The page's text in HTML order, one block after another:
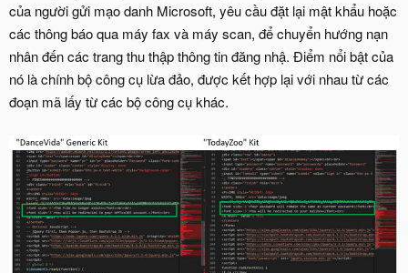
của người gửi mạo danh Microsoft, yêu cầu đặt lại mật khẩu hoặc
các thông báo qua máy fax và máy scan, để chuyển hướng nạn
nhân đến các trang thu thập thông tin đăng nhậ. Điểm nổi bật của
nó là chính bộ công cụ lừa đảo, được kết hợp lại với nhau từ các
đoạn mã lấy từ các bộ công cụ khác.